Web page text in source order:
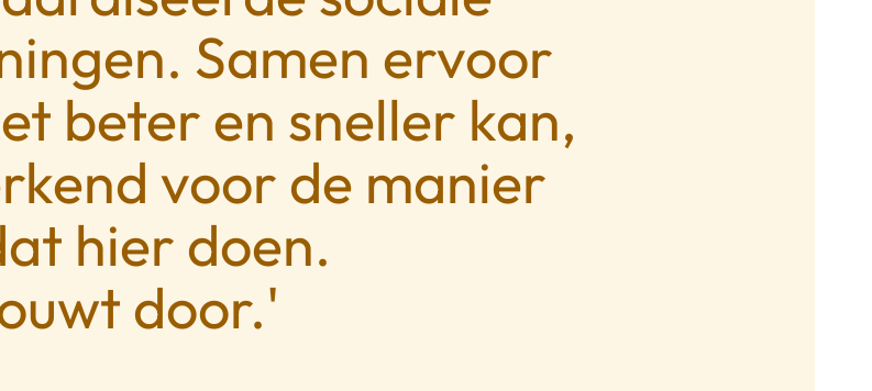
Samen ervoor
beter en sneller kan,
voor de manier
hier doen.
door.'